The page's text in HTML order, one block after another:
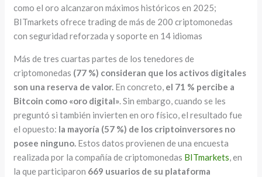
como el oro alcanzaron máximos históricos en 2025;
BITmarkets ofrece trading de más de 200 criptomonedas
con seguridad reforzada y soporte en 14 idiomas
Más de tres cuartas partes de los tenedores de
criptomonedas (77 %) consideran que los activos digitales
son una reserva de valor. En concreto, el 71 % percibe a
Bitcoin como «oro digital». Sin embargo, cuando se les
preguntó si también invierten en oro físico, el resultado fue
el opuesto: la mayoría (57 %) de los criptoinversores no
posee ninguno. Estos datos provienen de una encuesta
realizada por la compañía de criptomonedas BITmarkets, en
la que participaron 669 usuarios de su plataforma